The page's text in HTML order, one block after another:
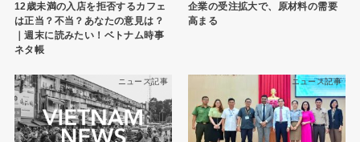
12歳未満の入店を拒否するカフェ
は正当？不当？あなたの意見は？
｜週末に読みたい！ベトナム時事
ネタ帳
企業の受注拡大で、原材料の需要
高まる
ニュース記事 ニュース記事